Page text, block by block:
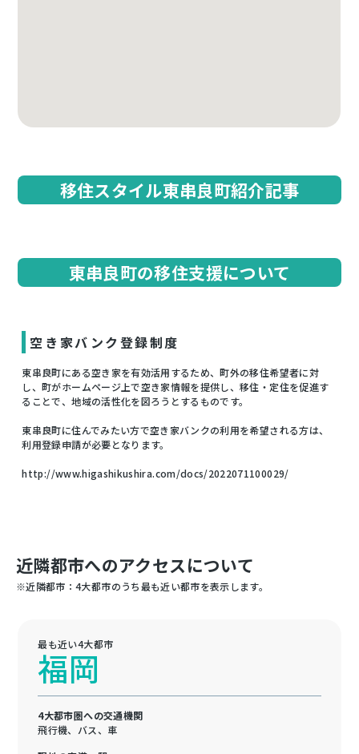
移住スタイル東串良町紹介記事
東串良町の移住支援について
空き家バンク登録制度
東串良町にある空き家を有効活用するため、町外の移住希望者に対
し、町がホームページ上で空き家情報を提供し、移住・定住を促進す
ることで、地域の活性化を図ろうとするものです。
東串良町に住んでみたい方で空き家バンクの利用を希望される方は、
利用登録申請が必要となります。
http://www.higashikushira.com/docs/2022071100029/
近隣都市へのアクセスについて
※近隣都市：4大都市のうち最も近い都市を表示します。
最も近い4大都市
福岡
4大都市圏への交通機関
飛行機、バス、車